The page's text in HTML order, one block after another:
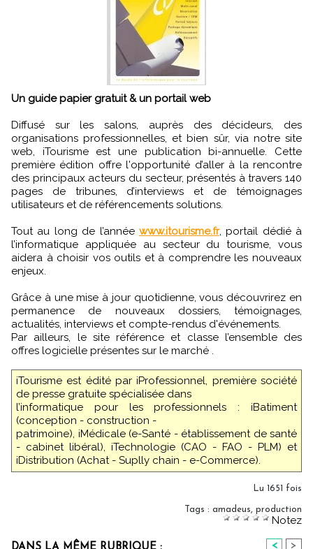
Un guide papier gratuit & un portail web
Diffusé sur les salons, auprès des décideurs, des
organisations professionnelles, et bien sûr, via notre site
web, iTourisme est une publication bi-annuelle. Cette
première édition offre l'opportunité d’aller à la rencontre
des principaux acteurs du secteur, présentés à travers 140
pages de tribunes, d’interviews et de témoignages
utilisateurs et de référencements solutions.
Tout au long de l’année www.itourisme.fr, portail dédié à
l’informatique appliquée au secteur du tourisme, vous
aidera à choisir vos outils et à comprendre les nouveaux
enjeux.
Grâce à une mise à jour quotidienne, vous découvrirez en
permanence de nouveaux dossiers, témoignages,
actualités, interviews et compte-rendus d'événements.
Par ailleurs, le site référence et classe l’ensemble des
offres logicielle présentes sur le marché .
iTourisme est édité par iProfessionnel, première société
de presse gratuite spécialisée dans
l’informatique pour les professionnels : iBatiment
(conception - construction -
patrimoine), iMédicale (e-Santé - établissement de santé
- cabinet libéral), iTechnologie (CAO - FAO - PLM) et
iDistribution (Achat - Suplly chain - e-Commerce).
Lu 1651 fois
Tags : amadeus, production
Notez
< >